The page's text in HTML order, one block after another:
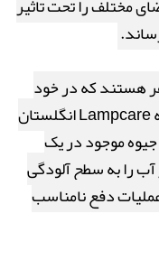
هستند که در خود
Lampcareانگلستان
موجود در یک
30 هزار لیتر آب را به سطح آلودگی
دفع نامناسب